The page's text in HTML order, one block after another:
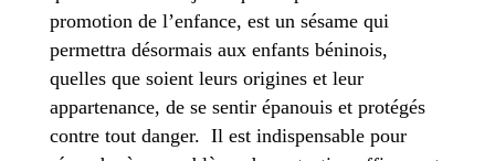
promotion de l’enfance, est un sésame qui
permettra désormais aux enfants béninois,
quelles que soient leurs origines et leur
appartenance, de se sentir épanouis et protégés
contre tout danger. Il est indispensable pour